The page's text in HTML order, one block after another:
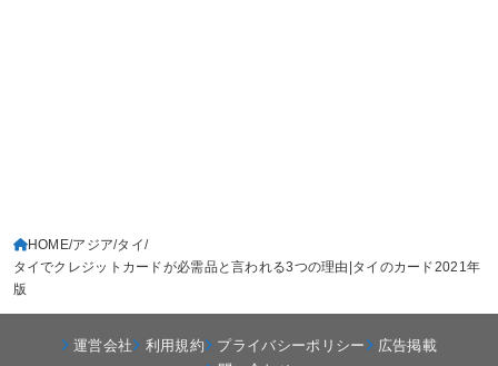
HOME アジア タイ
タイでクレジットカードが必需品と言われる3つの理由|タイのカード2021年
版
運営会社 利用規約 プライバシーポリシー
広告掲載